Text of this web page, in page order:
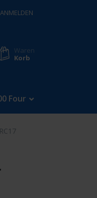
ANMELDEN
Waren
Korb
Four